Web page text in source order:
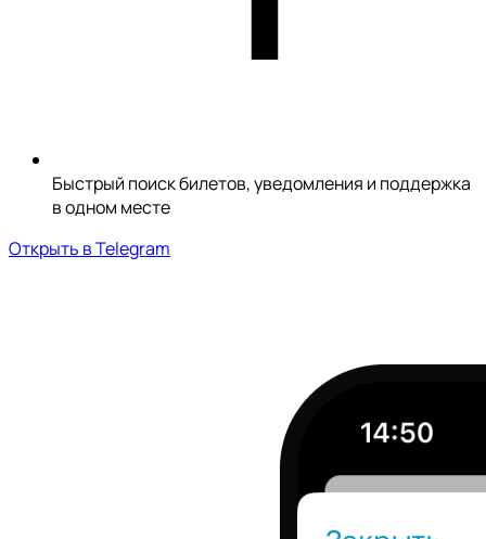
Быстрый поиск билетов, уведомления и поддержка
в одном месте
Открыть в Telegram